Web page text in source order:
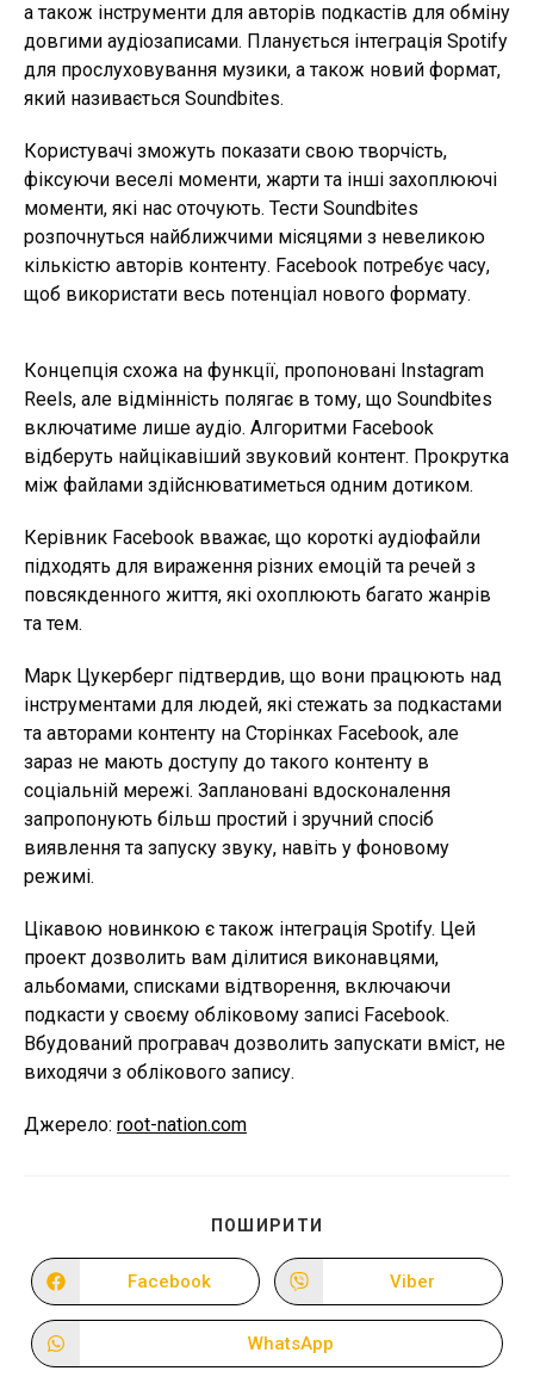
а також інструменти для авторів подкастів для обміну
довгими аудіозаписами. Планується інтеграція Spotify
для прослуховування музики, а також новий формат,
який називається Soundbites.
Користувачі зможуть показати свою творчість,
фіксуючи веселі моменти, жарти та інші захоплюючі
моменти, які нас оточують. Тести Soundbites
розпочнуться найближчими місяцями з невеликою
кількістю авторів контенту. Facebook потребує часу,
щоб використати весь потенціал нового формату.
Концепція схожа на функції, пропоновані Instagram
Reels, але відмінність полягає в тому, що Soundbites
включатиме лише аудіо. Алгоритми Facebook
відберуть найцікавіший звуковий контент. Прокрутка
між файлами здійснюватиметься одним дотиком.
Керівник Facebook вважає, що короткі аудіофайли
підходять для вираження різних емоцій та речей з
повсякденного життя, які охоплюють багато жанрів
та тем.
Марк Цукерберг підтвердив, що вони працюють над
інструментами для людей, які стежать за подкастами
та авторами контенту на Сторінках Facebook, але
зараз не мають доступу до такого контенту в
соціальній мережі. Заплановані вдосконалення
запропонують більш простий і зручний спосіб
виявлення та запуску звуку, навіть у фоновому
режимі.
Цікавою новинкою є також інтеграція Spotify. Цей
проект дозволить вам ділитися виконавцями,
альбомами, списками відтворення, включаючи
подкасти у своєму обліковому записі Facebook.
Вбудований програвач дозволить запускати вміст, не
виходячи з облікового запису.
Джерело: root-nation.com
ПОШИРИТИ
ВМІСТОМ
Відкрити
в
новому
Facebook
Відкрити
в
новому
Viber
Відкрити
в
WhatsApp